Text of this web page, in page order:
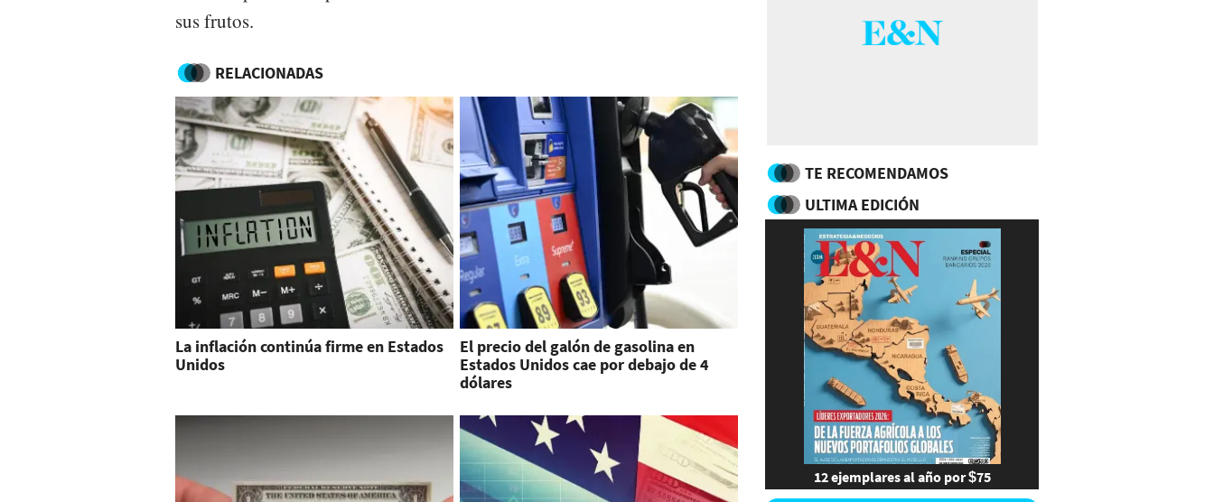
sus frutos.
RELACIONADAS
La inflación continúa firme en Estados
Unidos
El precio del galón de gasolina en
Estados Unidos cae por debajo de 4
dólares
TE RECOMENDAMOS
ULTIMA EDICIÓN
12 ejemplares al año por $75